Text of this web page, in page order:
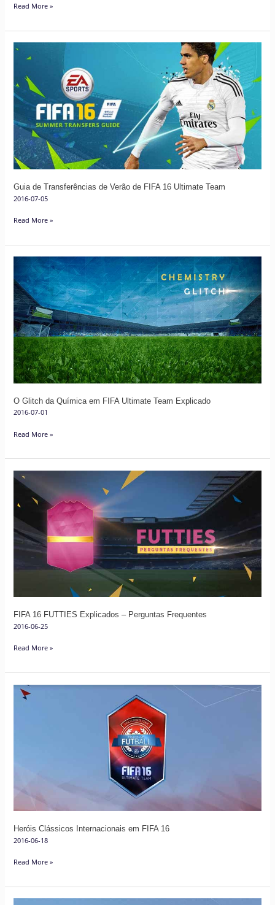
Read More »
Guia de Transferências de Verão de FIFA 16 Ultimate Team
2016-07-05
Guia
Transferências
de
Verão
de
FIFA
16
Ultimate
Read More »
O Glitch da Química em FIFA Ultimate Team Explicado
2016-07-01
Glitch
da
Química
em
FIFA
Ultimate
Team
Explicado
Read More »
FIFA 16 FUTTIES Explicados – Perguntas Frequentes
2016-06-25
FIFA
FUTTIES
Explicados
–
Perguntas
Frequentes
Read More »
Heróis Clássicos Internacionais em FIFA 16
2016-06-18
Heróis
Read More »